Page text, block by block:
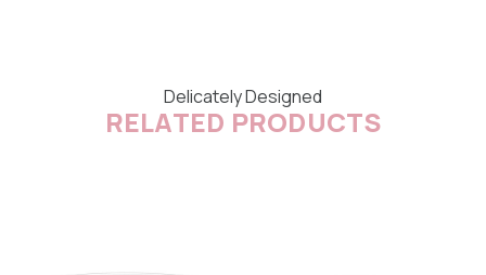
Delicately Designed
RELATED PRODUCTS